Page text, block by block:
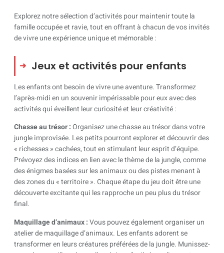
Explorez notre sélection d’activités pour maintenir toute la
famille occupée et ravie, tout en offrant à chacun de vos invités
de vivre une expérience unique et mémorable :
Jeux et activités pour enfants
Les enfants ont besoin de vivre une aventure. Transformez
l’après-midi en un souvenir impérissable pour eux avec des
activités qui éveillent leur curiosité et leur créativité :
Chasse au trésor :Organisez une chasse au trésor dans votre
jungle improvisée. Les petits pourront explorer et découvrir des
« richesses » cachées, tout en stimulant leur esprit d’équipe.
Prévoyez des indices en lien avec le thème de la jungle, comme
des énigmes basées sur les animaux ou des pistes menant à
des zones du « territoire ». Chaque étape du jeu doit être une
découverte excitante qui les rapproche un peu plus du trésor
final.
Maquillage d’animaux :Vous pouvez également organiser un
atelier de maquillage d’animaux. Les enfants adorent se
transformer en leurs créatures préférées de la jungle. Munissez-